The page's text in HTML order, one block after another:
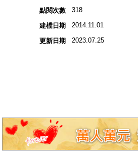
點閱次數
318
建檔日期 2014.11.01
更新日期 2023.07.25